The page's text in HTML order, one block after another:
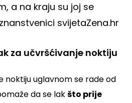
a na kraju su joj se
svijetaZena.hr
za učvršćivanje noktiju
noktiju uglavnom se rade od
da se lakšto prije